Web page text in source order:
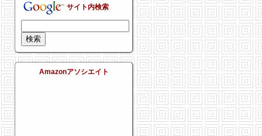
サイト内検索
Amazonアソシエイト